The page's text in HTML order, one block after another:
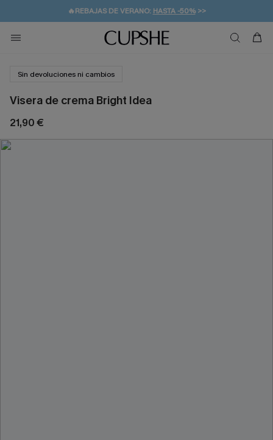
🔥REBAJAS DE VERANO: HASTA -50%>>
👒PROMOCIÓN DE VERANO:-10% EN 2 VESTIDOS
💌¡SUSCRIBIRSE & GANAR -10% EXTRA!
🚚ENVÍO GRATUITO A PARTIR DE 49 € >>
Sin devoluciones ni cambios
Visera de crema Bright Idea
21,90 €